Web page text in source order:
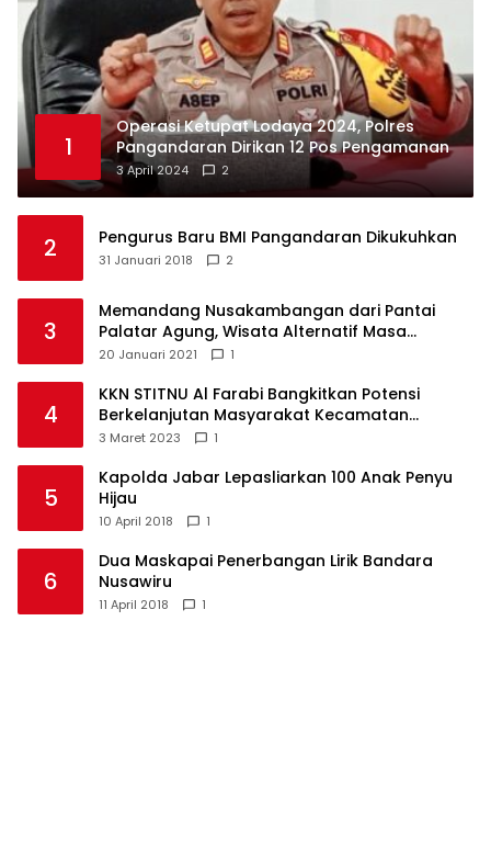
1
Operasi Ketupat Lodaya 2024, Polres
Pangandaran Dirikan 12 Pos Pengamanan
3 April 2024 2
2 Pengurus Baru BMI Pangandaran Dikukuhkan
31 Januari 2018 2
3
Memandang Nusakambangan dari Pantai
Palatar Agung, Wisata Alternatif Masa
Pandemi
20 Januari 2021 1
4
KKN STITNU Al Farabi Bangkitkan Potensi
Berkelanjutan Masyarakat Kecamatan
Langkaplancar
3 Maret 2023 1
5
Kapolda Jabar Lepasliarkan 100 Anak Penyu
Hijau
10 April 2018 1
6
Dua Maskapai Penerbangan Lirik Bandara
Nusawiru
11 April 2018 1